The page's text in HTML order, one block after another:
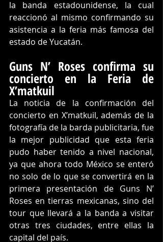
la banda estadounidense, la cual
reaccionó al mismo confirmando su
asistencia a la feria más famosa del
estado de Yucatán.
Guns N’ Roses confirma su
concierto en la Feria de
X’matkuil
La noticia de la confirmación del
concierto en X’matkuil, además de la
fotografía de la barda publicitaria, fue
la mejor publicidad que esta feria
pudo haber tenido a nivel nacional,
ya que ahora todo México se enteró
no solo de lo que se convertirá en la
primera presentación de Guns N’
Roses en tierras mexicanas, sino del
tour que llevará a la banda a visitar
otras tres ciudades, entre ellas la
capital del país.